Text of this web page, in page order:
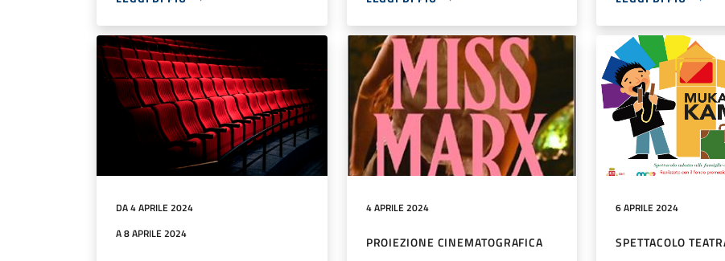
DA 4 APRILE 2024
A 8 APRILE 2024
4 APRILE 2024
PROIEZIONE CINEMATOGRAFICA
6 APRILE 2024
SPETTACOLO